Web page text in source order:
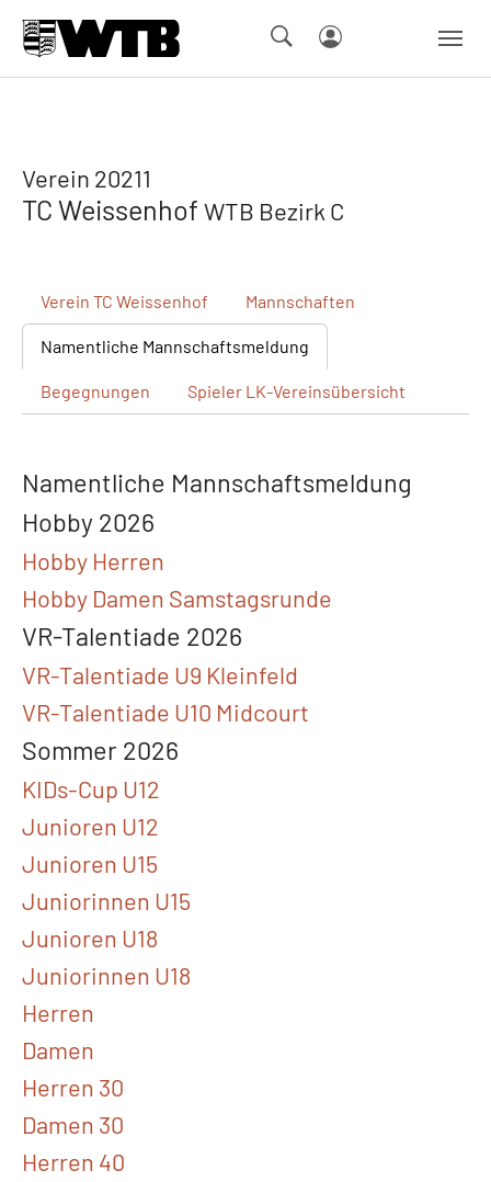
Verein 20211
TC Weissenhof WTB Bezirk C
Verein TC Weissenhof Mannschaften
Namentliche Mannschaftsmeldung
Begegnungen Spieler LK-Vereinsübersicht
Namentliche Mannschaftsmeldung
Hobby 2026
Hobby Herren
Hobby Damen Samstagsrunde
VR-Talentiade 2026
VR-Talentiade U9 Kleinfeld
VR-Talentiade U10 Midcourt
Sommer 2026
KIDs-Cup U12
Junioren U12
Junioren U15
Juniorinnen U15
Junioren U18
Juniorinnen U18
Herren
Damen
Herren 30
Damen 30
Herren 40